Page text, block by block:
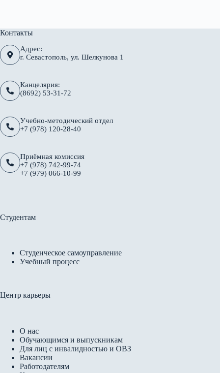
Контакты
Адрес:
г. Севастополь, ул. Шелкунова 1
Канцелярия:
(8692) 53-31-72
Учебно-методический отдел
+7 (978) 120-28-40
Приёмная комиссия
+7 (978) 742-99-74
+7 (979) 066-10-99
Студентам
Студенческое самоуправление
Учебный процесс
Центр карьеры
О нас
Обучающимся и выпускникам
Для лиц с инвалидностью и ОВЗ
Вакансии
Работодателям